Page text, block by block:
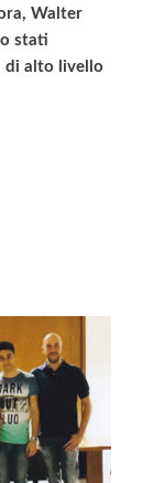
Walter
stati
di alto livello